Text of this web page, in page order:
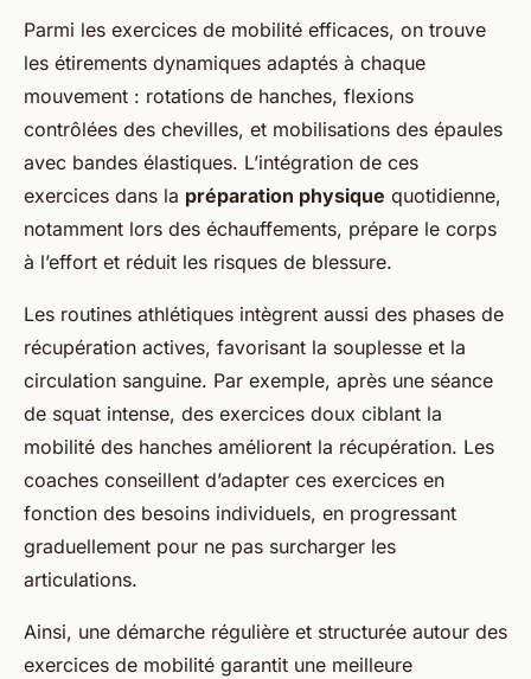
Parmi les exercices de mobilité efficaces, on trouve
les étirements dynamiques adaptés à chaque
mouvement : rotations de hanches, flexions
contrôlées des chevilles, et mobilisations des épaules
avec bandes élastiques. L’intégration de ces
exercices dans la préparation physique quotidienne,
notamment lors des échauffements, prépare le corps
à l’effort et réduit les risques de blessure.
Les routines athlétiques intègrent aussi des phases de
récupération actives, favorisant la souplesse et la
circulation sanguine. Par exemple, après une séance
de squat intense, des exercices doux ciblant la
mobilité des hanches améliorent la récupération. Les
coaches conseillent d’adapter ces exercices en
fonction des besoins individuels, en progressant
graduellement pour ne pas surcharger les
articulations.
Ainsi, une démarche régulière et structurée autour des
exercices de mobilité garantit une meilleure